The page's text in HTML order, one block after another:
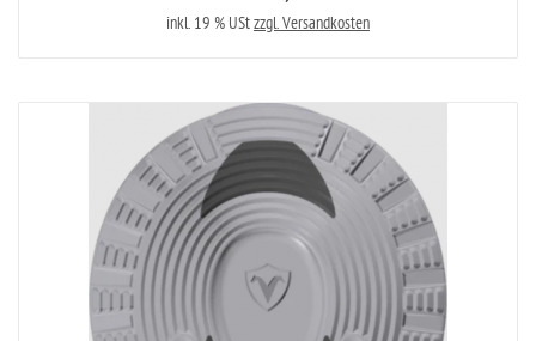
inkl. 19 % UStzzgl. Versandkosten